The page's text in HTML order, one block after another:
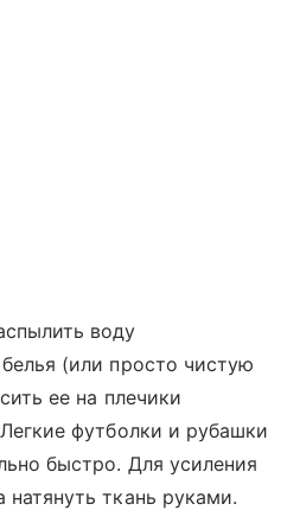
воду
(или просто чистую
ее на плечики
футболки и рубашки
быстро. Для усиления
ткань руками.